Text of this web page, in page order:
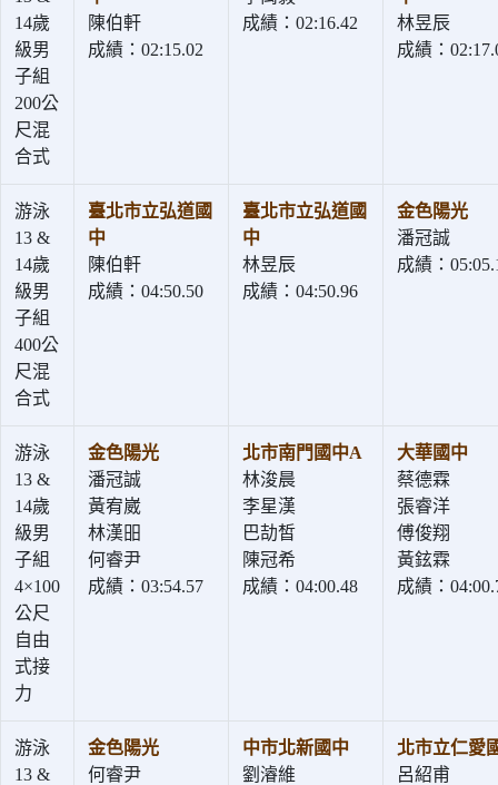
14歲
級男
子組
200公
尺混
合式
陳伯軒
成績：02:15.02
成績：02:16.42
林昱辰
成績：
游泳
13 &
14歲
級男
子組
400公
尺混
合式
臺北市立弘道國
中
陳伯軒
成績：04:50.50
臺北市立弘道國
中
林昱辰
成績：04:50.96
金色陽光
潘冠誠
成績：
游泳
13 &
14歲
級男
子組
4×100
公尺
自由
式接
力
金色陽光
潘冠誠
黃宥崴
林漢昍
何睿尹
成績：03:54.57
北市南門國中A
林浚晨
李星漢
巴劼皙
陳冠希
成績：04:00.48
大華國中
蔡德霖
張睿洋
傅俊翔
黃鉉霖
成績：
游泳
13 &
金色陽光
何睿尹
中市北新國中
劉濬維
北市立仁愛
呂紹甫